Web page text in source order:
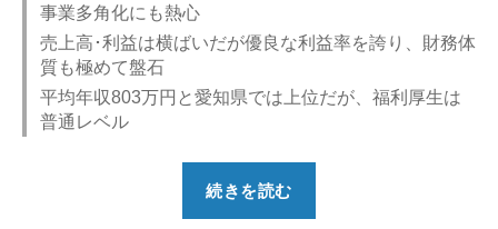
事業多角化にも熱心
売上高･利益は横ばいだが優良な利益率を誇り、財務体
質も極めて盤石
平均年収803万円と愛知県では上位だが、福利厚生は
普通レベル
続きを読む